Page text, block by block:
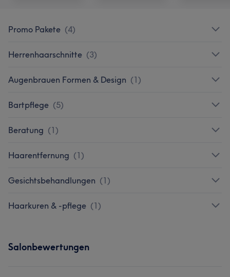
Promo Pakete (4)
Herrenhaarschnitte (3)
Augenbrauen Formen & Design (1)
Bartpflege (5)
Beratung (1)
Haarentfernung (1)
Gesichtsbehandlungen (1)
Haarkuren & -pflege (1)
Salonbewertungen